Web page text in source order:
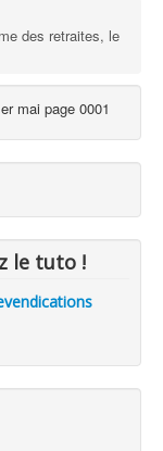
des retraites, le
le tuto !